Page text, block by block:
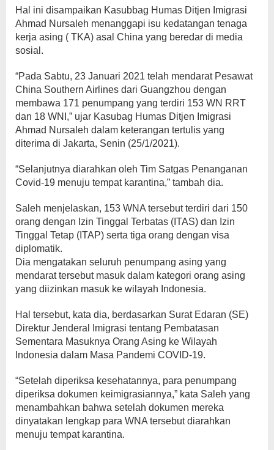
Hal ini disampaikan Kasubbag Humas Ditjen Imigrasi
Ahmad Nursaleh menanggapi isu kedatangan tenaga
kerja asing ( TKA) asal China yang beredar di media
sosial.
“Pada Sabtu, 23 Januari 2021 telah mendarat Pesawat
China Southern Airlines dari Guangzhou dengan
membawa 171 penumpang yang terdiri 153 WN RRT
dan 18 WNI,” ujar Kasubag Humas Ditjen Imigrasi
Ahmad Nursaleh dalam keterangan tertulis yang
diterima di Jakarta, Senin (25/1/2021).
“Selanjutnya diarahkan oleh Tim Satgas Penanganan
Covid-19 menuju tempat karantina,” tambah dia.
Saleh menjelaskan, 153 WNA tersebut terdiri dari 150
orang dengan Izin Tinggal Terbatas (ITAS) dan Izin
Tinggal Tetap (ITAP) serta tiga orang dengan visa
diplomatik.
Dia mengatakan seluruh penumpang asing yang
mendarat tersebut masuk dalam kategori orang asing
yang diizinkan masuk ke wilayah Indonesia.
Hal tersebut, kata dia, berdasarkan Surat Edaran (SE)
Direktur Jenderal Imigrasi tentang Pembatasan
Sementara Masuknya Orang Asing ke Wilayah
Indonesia dalam Masa Pandemi COVID-19.
“Setelah diperiksa kesehatannya, para penumpang
diperiksa dokumen keimigrasiannya,” kata Saleh yang
menambahkan bahwa setelah dokumen mereka
dinyatakan lengkap para WNA tersebut diarahkan
menuju tempat karantina.